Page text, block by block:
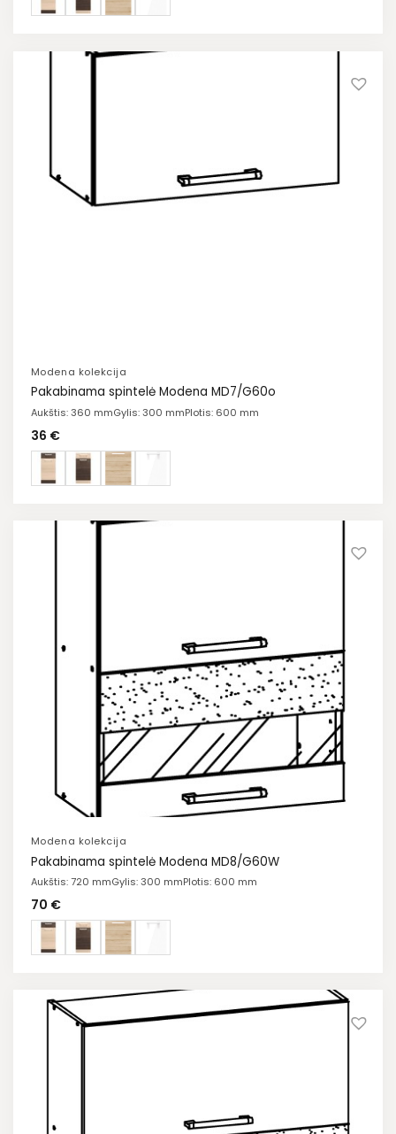
Modena kolekcija
Pakabinama spintelė Modena MD7/G60o
Aukštis: 360 mmGylis: 300 mmPlotis: 600 mm
36 €
Modena kolekcija
Pakabinama spintelė Modena MD8/G60W
Aukštis: 720 mmGylis: 300 mmPlotis: 600 mm
70 €